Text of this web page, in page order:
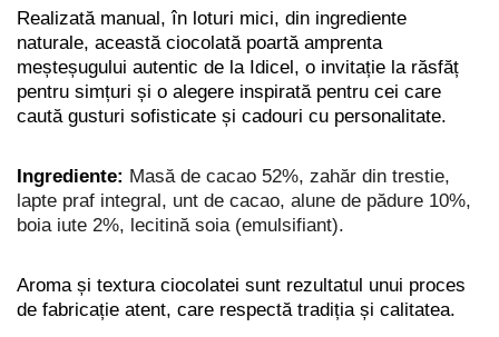
Realizată manual, în loturi mici, din ingrediente
naturale, această ciocolată poartă amprenta
meșteșugului autentic de la Idicel, o invitație la răsfăț
pentru simțuri și o alegere inspirată pentru cei care
caută gusturi sofisticate și cadouri cu personalitate.
Ingrediente: Masă de cacao 52%, zahăr din trestie,
lapte praf integral, unt de cacao, alune de pădure 10%,
boia iute 2%, lecitină soia (emulsifiant).
Aroma și textura ciocolatei sunt rezultatul unui proces
de fabricație atent, care respectă tradiția și calitatea.